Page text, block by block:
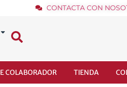
CONTACTA CON
COLABORADOR TIENDA